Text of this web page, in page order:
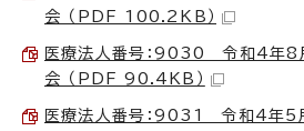
会 （PDF 100.2KB）
医療法人番号：9030 令和4年8
会 （PDF 90.4KB）
医療法人番号：9031 令和4年5